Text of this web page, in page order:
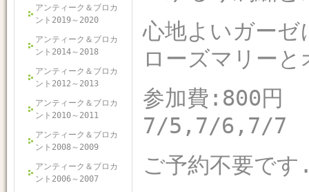
アンティーク＆ブロカ
ント2019～2020
アンティーク＆ブロカ
ント2014～2018
アンティーク＆ブロカ
ント2012～2013
アンティーク＆ブロカ
ント2010～2011
アンティーク＆ブロカ
ント2008～2009
アンティーク＆ブロカ
ント2006～2007
心地よいガーゼ
ローズマリー
参加費:800円
7/5,7/6,7/7
ご予約不要で